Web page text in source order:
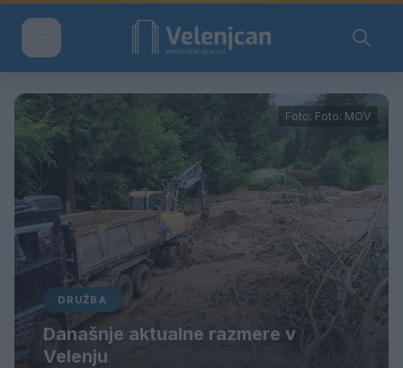
Foto: Foto: MOV
DRUŽBA
Današnje aktualne razmere v
Velenju